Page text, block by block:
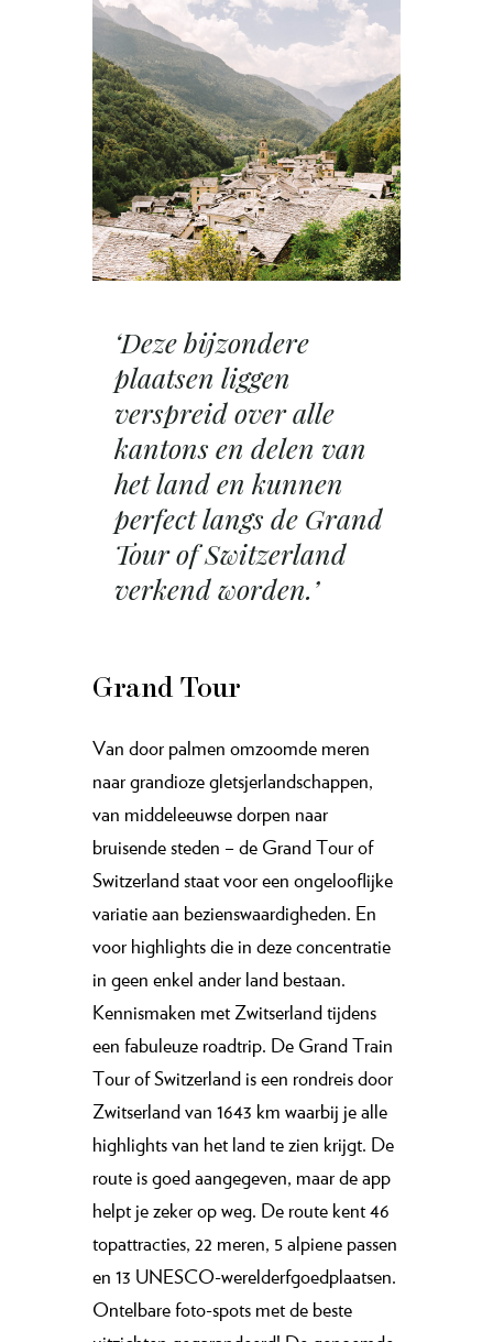
‘Deze bijzondere
plaatsen liggen
verspreid over alle
kantons en delen van
het land en kunnen
perfect langs de Grand
Tour of Switzerland
verkend worden.’
Grand Tour
Van door palmen omzoomde meren
naar grandioze gletsjerlandschappen,
van middeleeuwse dorpen naar
bruisende steden – de Grand Tour of
Switzerland staat voor een ongelooflijke
variatie aan bezienswaardigheden. En
voor highlights die in deze concentratie
in geen enkel ander land bestaan.
Kennismaken met Zwitserland tijdens
een fabuleuze roadtrip. De Grand Train
Tour of Switzerland is een rondreis door
Zwitserland van 1643 km waarbij je alle
highlights van het land te zien krijgt. De
route is goed aangegeven, maar de app
helpt je zeker op weg. De route kent 46
topattracties, 22 meren, 5 alpiene passen
en 13 UNESCO-werelderfgoedplaatsen.
Ontelbare foto-spots met de beste